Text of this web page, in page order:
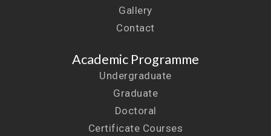
Gallery
Contact
Academic Programme
Undergraduate
Graduate
Doctoral
Certificate Courses